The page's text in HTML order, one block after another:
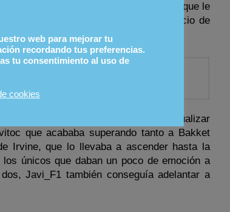
la mano criticando un golpecito que le
perder esa posición y otra en beneficio de
posición.
por Cebecerril y Supergus.
fueron los cambios que pudimos visualizar
que acababa superando tanto a Bakket
Irvine, que lo llevaba a ascender hasta la
únicos que daban un poco de emoción a
Javi_F1 también conseguía adelantar a
web para mejorar tu
recordando tus preferencias.
tu consentimiento al uso de
cookies